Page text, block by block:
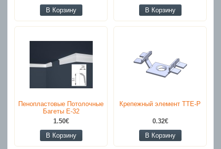
В Корзину
В Корзину
Пенопластовые Потолочные
Багеты E-32
1.50€
В Корзину
Крепежный элемент TTE-P
0.32€
В Корзину